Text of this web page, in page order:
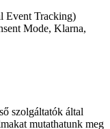
Event Tracking)
Mode, Klarna,
szolgáltatók által
mutathatunk meg